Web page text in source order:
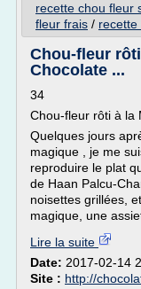
recette chou fleur
fleur frais / recette
Chou-fleur rôti
Chocolate ...
34
Chou-fleur rôti à la
Quelques jours
magique , je me
reproduire le plat
de Haan Palcu-
noisettes grillées,
magique, une
Lire la suite
Date: 2017-02-14
Site : http://